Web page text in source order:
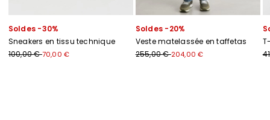
Soldes -30%
Sneakers en tissu technique
100,00 €70,00 €
Soldes -20%
Veste matelassée en taffetas
255,00 €204,00 €